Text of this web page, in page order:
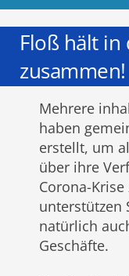
Floß hält in
zusammen!
Mehrere
haben
erstellt, um
über ihre
Corona-
unterstützen
natürlich
Geschäfte.